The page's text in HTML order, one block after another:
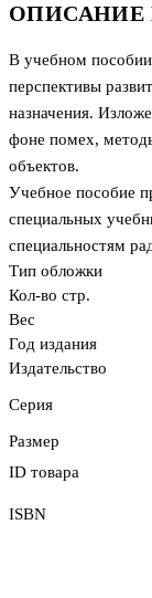
ОПИСАНИЕ
В учебном
перспективы
назначения.
фоне помех,
объектов.
Учебное пособие
специальных
специальностям
Тип обложки
Кол-во стр.
Вес
Год издания
Издательство
Серия
Размер
ID товара
ISBN